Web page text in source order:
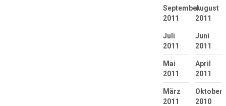
September
2011
August
2011
Juli
2011
Juni
2011
Mai
2011
April
2011
März
2011
Oktober
2010